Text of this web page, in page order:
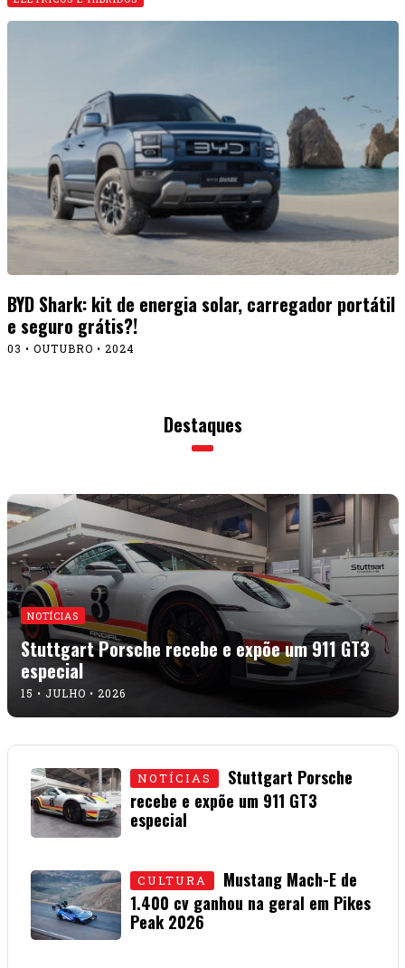
BYD Shark: kit de energia solar, carregador portátil
e seguro grátis?!
03 • OUTUBRO • 2024
Destaques
NOTÍCIAS
Stuttgart Porsche recebe e expõe um 911 GT3
especial
15 • JULHO • 2026
NOTÍCIAS
Stuttgart Porsche
recebe e expõe um 911 GT3
especial
CULTURA
Mustang Mach-E de
1.400 cv ganhou na geral em Pikes
Peak 2026